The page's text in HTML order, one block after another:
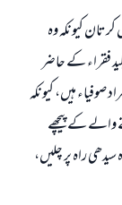
كيونكہ وہ
فقراء كے حاضر
ہيں، كيونكہ
والے كے پيچھے
راہ پر چليں،